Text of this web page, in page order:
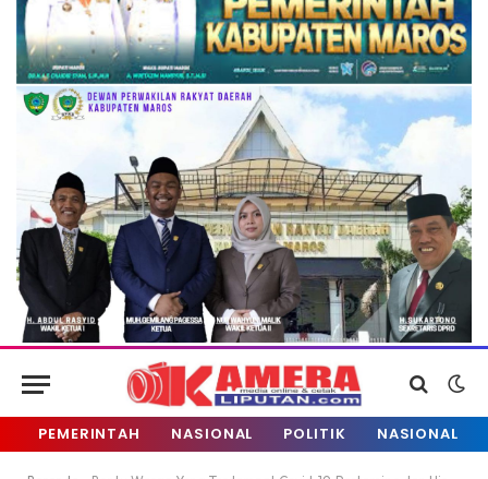
PEMERINTAH NASIONAL POLITIK NASIONAL